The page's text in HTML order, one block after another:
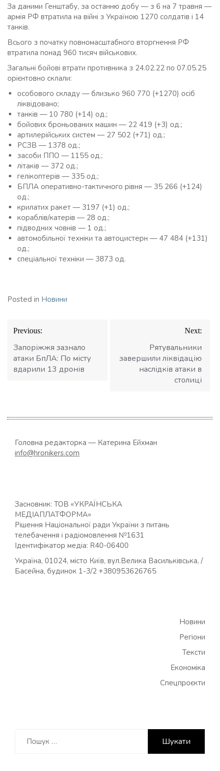
За даними Генштабу, за останню добу — з 6 на 7 травня —
армія РФ втратила на війні з Україною 1270 солдатів і 14
танків.
Всього з початку повномасштабного вторгнення РФ
втратила понад 960 тисяч військових.
Загальні бойові втрати противника з 24.02.22 по 07.05.25
орієнтовно склали:
особового складу — близько 960 770 (+1270) осіб
ліквідовано;
танків — 10 780 (+14) од.;
бойових броньованих машин — 22 419 (+3) од.;
артилерійських систем — 27 502 (+71) од.;
РСЗВ — 1378 од.;
засоби ППО — 1155 од.;
літаків — 372 од.;
гелікоптерів — 335 од.;
БПЛА оперативно-тактичного рівня — 35 266 (+124)
од.;
крилатих ракет — 3197 (+1) од.;
кораблів/катерів — 28 од.;
підводних човнів — 1 од.;
автомобільної техніки та автоцистерн — 47 484 (+131)
од.;
спеціальної техніки — 3873 од.
Posted in Новини
Навігація
записів
Previous:
Запоріжжя зазнало
атаки БпЛА: По місту
вдарили 13 дронів
Next:
Рятувальники
завершили ліквідацію
наслідків атаки в
столиці
Головна редакторка — Катерина Ейхман
info@hronikers.com
Засновник: ТОВ «УКРАЇНСЬКА
МЕДІАПЛАТФОРМА»
Рішення Національної ради України з питань
телебачення і радіомовлення №1631
Ідентифікатор медіа: R40-06400
Україна, 01024, місто Київ, вул.Велика Васильківська, /
Басейна, будинок 1-3/2 +380953626765
Новини
Регіони
Тексти
Економіка
Спецпроєкти